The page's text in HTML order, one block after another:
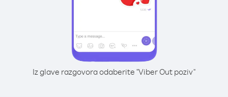
Iz glave razgovora odaberite "Viber Out poziv"